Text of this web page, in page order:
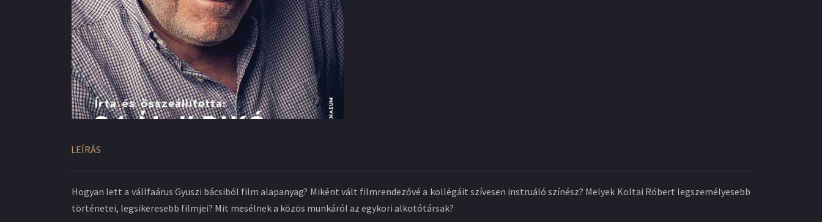
LEÍRÁS
Hogyan lett a vállfaárus Gyuszi bácsiból film alapanyag? Miként vált filmrendezővé a kollégáit szívesen instruáló színész? Melyek Koltai Róbert legszemélyesebb
történetei, legsikeresebb filmjei? Mit mesélnek a közös munkáról az egykori alkotótársak?